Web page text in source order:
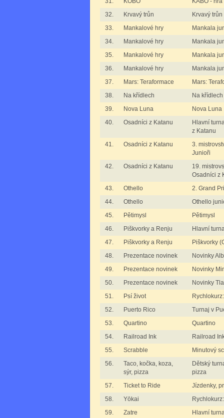
32.
Krvavý trůn
Krvavý trůn
33.
Mankalové hry
Mankala
34.
Mankalové hry
Mankala
35.
Mankalové hry
Mankala
36.
Mankalové hry
Mankala
37.
Mars: Teraformace
Mars:
38.
Na křídlech
Na křídlech
39.
Nova Luna
Nova Luna
40.
Osadníci z Katanu
Hlavní
z Katanu
41.
Osadníci z Katanu
3.
Junioři
42.
Osadníci z Katanu
19.
Osadníci z
43.
Othello
2. Grand
44.
Othello
Othello
45.
Pětimysl
Pětimysl
46.
Piškvorky a Renju
Hlavní
47.
Piškvorky a Renju
Piškvorky
48.
Prezentace novinek
Novinky
49.
Prezentace novinek
Novinky
50.
Prezentace novinek
Novinky
51.
Psí život
52.
Puerto Rico
Turnaj v
53.
Quartino
Quartino
54.
Railroad Ink
Railroad
55.
Scrabble
Minutový
56.
Taco, kočka, koza,
sýr, pizza
Dětský
pizza
57.
Ticket to Ride
Jízdenky,
58.
Yōkai
59.
Zatre
Hlavní